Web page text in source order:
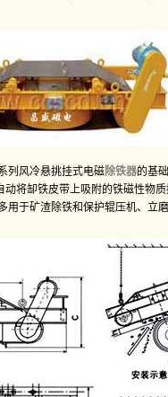
列风冷悬挑挂式电磁除铁器的基
将缷铁皮带上吸附的铁磁性物质
于矿渣除铁和保护辊压机、立磨